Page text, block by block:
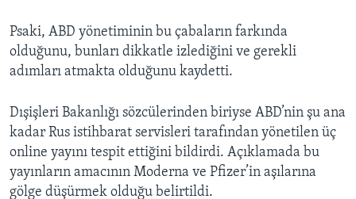
Psaki, ABD yönetiminin bu çabaların farkında
olduğunu, bunları dikkatle izlediğini ve gerekli
adımları atmakta olduğunu kaydetti.
Dışişleri Bakanlığı sözcülerinden biriyse ABD’nin şu ana
kadar Rus istihbarat servisleri tarafından yönetilen üç
online yayını tespit ettiğini bildirdi. Açıklamada bu
yayınların amacının Moderna ve Pfizer’in aşılarına
gölge düşürmek olduğu belirtildi.